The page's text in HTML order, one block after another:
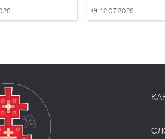
государства
уходившего
12.07.2026